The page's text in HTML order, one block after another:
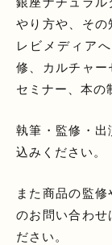
やり方や、そ
レビメディア
修、カルチャー
セミナー、本の
執筆・監修・出
込みください。
また商品の監
のお問い合わせ
ださい。